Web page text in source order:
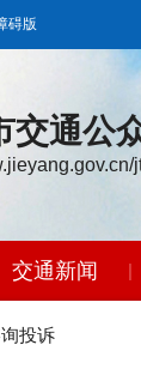
碍版
交通公
交通新闻 |
投诉